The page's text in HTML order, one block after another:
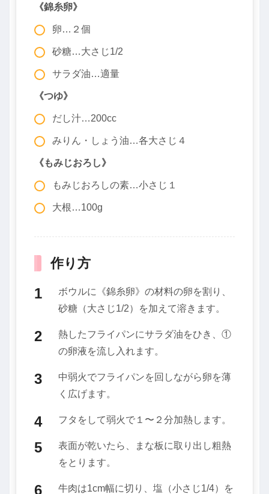
《錦糸卵》
卵…２個
砂糖…大さじ1/2
サラダ油…適量
《つゆ》
だし汁…200cc
みりん・しょう油…各大さじ４
《もみじおろし》
もみじおろしの素…小さじ１
大根…100g
作り方
ボウルに《錦糸卵》の材料の卵を割り、
砂糖（大さじ1/2）を加えて溶きます。
熱したフライパンにサラダ油をひき、①
の卵液を流し入れます。
中弱火でフライパンを回しながら卵を薄
く広げます。
フタをして弱火で１〜２分加熱します。
表面が乾いたら、まな板に取り出し粗熱
をとります。
牛肉は1cm幅に切り、塩（小さじ1/4）を